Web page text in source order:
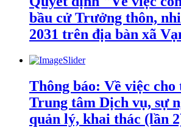
bầu cử Trưởng thôn,
2031 trên địa bàn xã
Thông báo: Về việc cho
Trung tâm Dịch vụ, sự
quản lý, khai thác (lần